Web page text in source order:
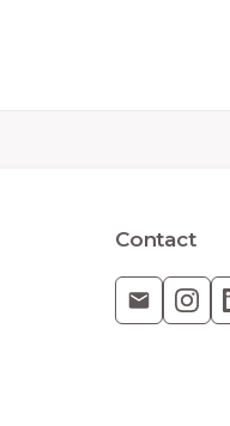
Contact